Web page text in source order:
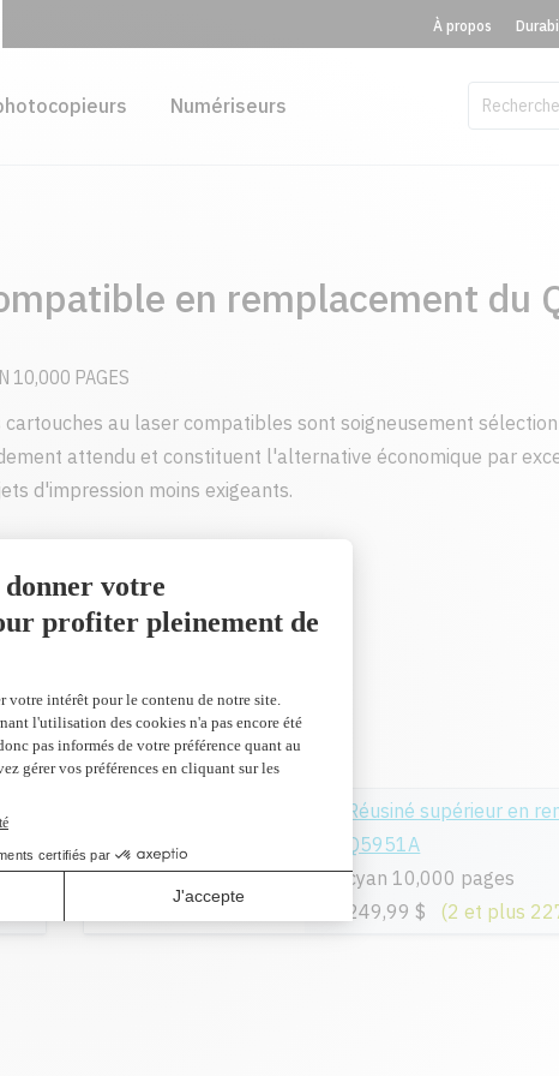
À propos
Numériseurs
en remplacement du
10,000 PAGES
cartouches au laser compatibles sont soigneusement
attendu et constituent l'alternative économique par
d'impression moins exigeants.
$
AJOUTER AU PANIER
Réusiné supérieur en
Q5951A
cyan 10,000 pages
249,99 $
(2 et plus